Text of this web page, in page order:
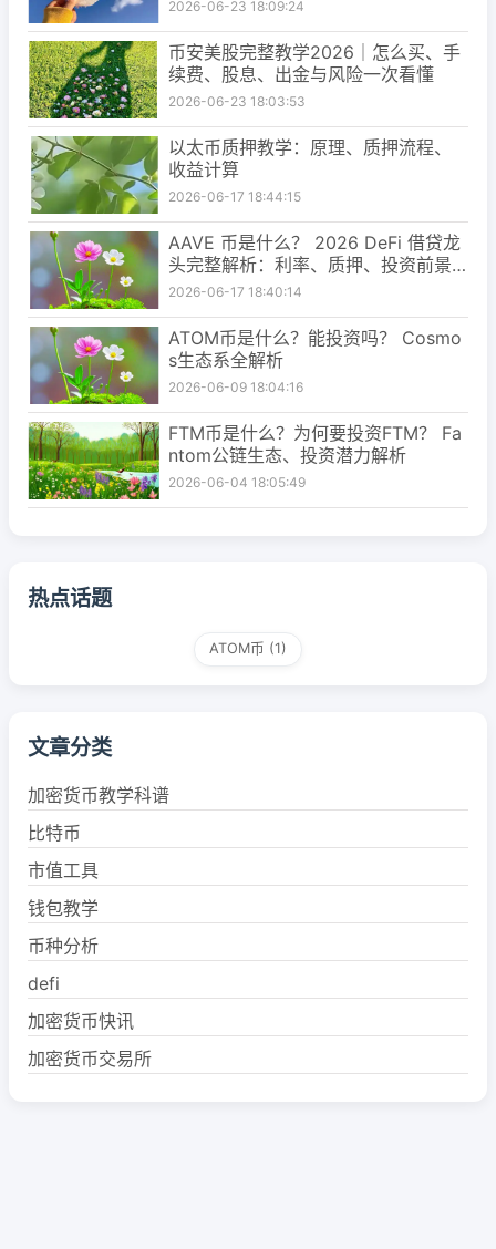
2026-06-23 18:09:24
币安美股完整教学2026｜怎么买、手
续费、股息、出金与风险一次看懂
2026-06-23 18:03:53
以太币质押教学：原理、质押流程、
收益计算
2026-06-17 18:44:15
AAVE 币是什么？ 2026 DeFi 借贷龙
头完整解析：利率、质押、投资前景
一次看懂
2026-06-17 18:40:14
ATOM币是什么？能投资吗？ Cosmo
s生态系全解析
2026-06-09 18:04:16
FTM币是什么？为何要投资FTM？ Fa
ntom公链生态、投资潜力解析
2026-06-04 18:05:49
热点话题
ATOM币 (1)
文章分类
加密货币教学科谱
比特币
市值工具
钱包教学
币种分析
defi
加密货币快讯
加密货币交易所